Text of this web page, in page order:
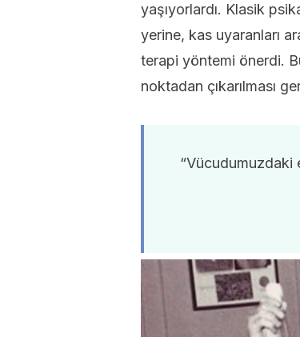
yaşıyorlardı. Klasik
yerine, kas uyaranları
terapi yöntemi önerdi.
noktadan çıkarılması
“Vücudumuzdaki